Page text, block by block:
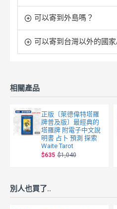
可以寄到外島嗎？
可以寄到台灣以外的國
相關產品
正版〔萊德偉特塔羅
牌普及版〕最經典的
塔羅牌 附電子中文說
明書 占卜 預測 探索
Waite Tarot
$635 $1,040
別人也買了..